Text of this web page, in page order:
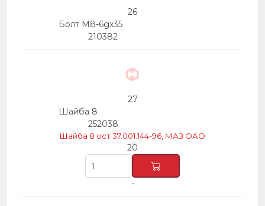
26
Болт М8-6gх35
210382
27
Шайба 8
252038
Шайба 8 ост 37.001.144-96, МАЗ ОАО
20
-